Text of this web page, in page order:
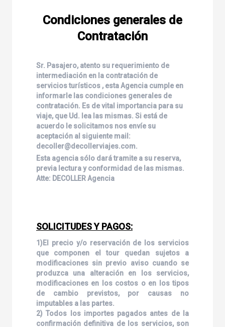
Condiciones generales de
Contratación
Sr. Pasajero, atento su requerimiento de
intermediación en la contratación de
servicios turísticos , esta Agencia cumple en
informarle las condiciones generales de
contratación. Es de vital importancia para su
viaje, que Ud. lea las mismas. Si está de
acuerdo le solicitamos nos envíe su
aceptación al siguiente mail:
decoller@decollerviajes.com.
Esta agencia sólo dará tramite a su reserva,
previa lectura y conformidad de las mismas.
Atte: DECOLLER Agencia
SOLICITUDES Y PAGOS:
1)El precio y/o reservación de los servicios
que componen el tour quedan sujetos a
modificaciones sin previo aviso cuando se
produzca una alteración en los servicios,
modificaciones en los costos o en los tipos
de cambio previstos, por causas no
imputables a las partes.
2) Todos los importes pagados antes de la
confirmación definitiva de los servicios, son